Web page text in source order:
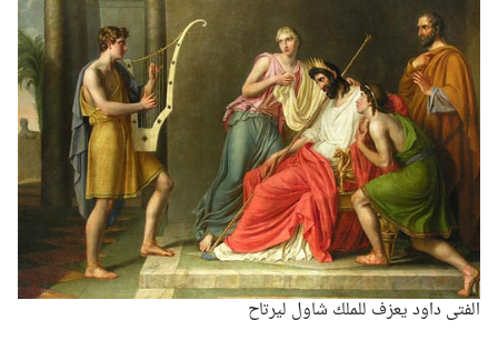
الفتى داود يعزف للملك شاول ليرتاح